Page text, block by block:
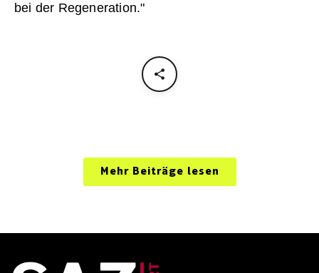
bei der Regeneration."
Mehr Beiträge lesen